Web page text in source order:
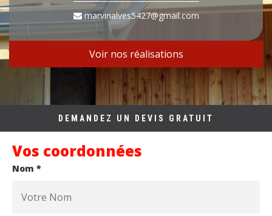
marvinalves5427@gmail.com
Voir nos réalisations
DEMANDEZ UN DEVIS GRATUIT
Vos coordonnées
Nom *